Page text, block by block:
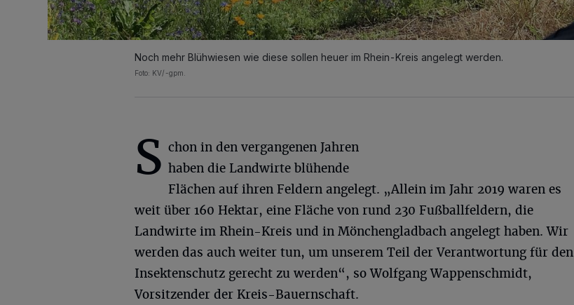
Noch mehr Blühwiesen wie diese sollen heuer im Rhein-Kreis angelegt werden.
Foto: KV/-gpm.
S chon in den vergangenen Jahren
haben die Landwirte blühende
Flächen auf ihren Feldern angelegt. „Allein im Jahr 2019 waren es
weit über 160 Hektar, eine Fläche von rund 230 Fußballfeldern, die
Landwirte im Rhein-Kreis und in Mönchengladbach angelegt haben. Wir
werden das auch weiter tun, um unserem Teil der Verantwortung für den
Insektenschutz gerecht zu werden“, so Wolfgang Wappenschmidt,
Vorsitzender der Kreis-Bauernschaft.